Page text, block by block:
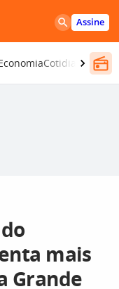
Assine
Cotidiano
mais
Grande